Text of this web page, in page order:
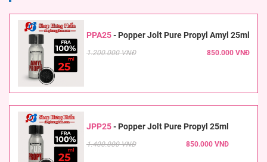
PPA25- Popper Jolt Pure Propyl Amyl 25ml
1.200.000 VNĐ 850.000 VNĐ
JPP25- Popper Jolt Pure Propyl 25ml
1.400.000 VNĐ 850.000 VNĐ